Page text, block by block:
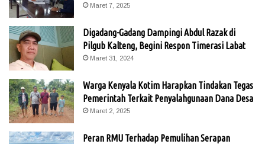
Maret 7, 2025
Digadang-Gadang Dampingi Abdul Razak di
Pilgub Kalteng, Begini Respon Timerasi Labat
Maret 31, 2024
Warga Kenyala Kotim Harapkan Tindakan Tegas
Pemerintah Terkait Penyalahgunaan Dana Desa
Maret 2, 2025
Peran RMU Terhadap Pemulihan Serapan